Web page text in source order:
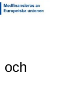
och